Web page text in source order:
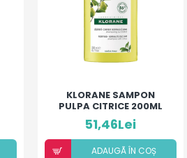
KLORANE SAMPON
PULPA CITRICE 200ML
51,46Lei
ADAUGÃ ÎN COȘ